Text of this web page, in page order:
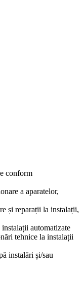
conform
a aparatelor,
și reparații la instalații,
automatizate
tehnice la instalații
instalări și/sau